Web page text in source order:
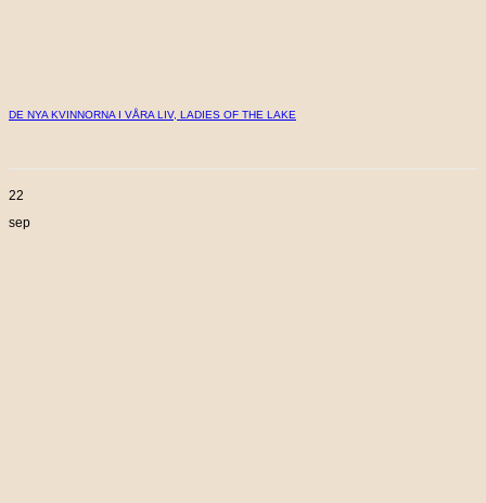
DE NYA KVINNORNA I VÅRA LIV, LADIES OF THE LAKE
22
sep